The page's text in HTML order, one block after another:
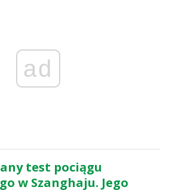
ad
test pociągu
w Szanghaju. Jego